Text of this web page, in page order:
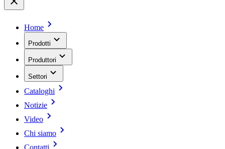
Home
Prodotti
Produttori
Settori
Cataloghi
Notizie
Video
Chi siamo
Contatti